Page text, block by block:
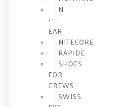
N
•
EAR
NITECORE
RAPIDE
SHOES
FOR
CREWS
SWISS